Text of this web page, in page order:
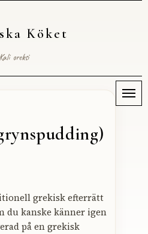
Köket
Kali oreksi
Meny
grekisk efterrätt
du kanske känner igen
på en grekisk